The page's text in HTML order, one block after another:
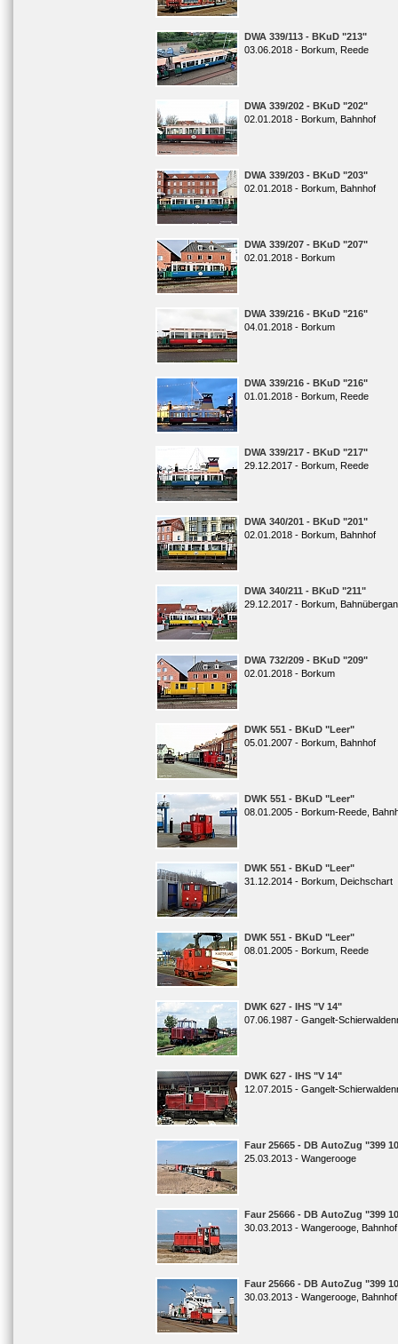
DWA 339/113 - BKuD "213"
03.06.2018 - Borkum, Reede
DWA 339/202 - BKuD "202"
02.01.2018 - Borkum, Bahnhof
DWA 339/203 - BKuD "203"
02.01.2018 - Borkum, Bahnhof
DWA 339/207 - BKuD "207"
02.01.2018 - Borkum
DWA 339/216 - BKuD "216"
04.01.2018 - Borkum
DWA 339/216 - BKuD "216"
01.01.2018 - Borkum, Reede
DWA 339/217 - BKuD "217"
29.12.2017 - Borkum, Reede
DWA 340/201 - BKuD "201"
02.01.2018 - Borkum, Bahnhof
DWA 340/211 - BKuD "211"
29.12.2017 - Borkum,
DWA 732/209 - BKuD "209"
02.01.2018 - Borkum
DWK 551 - BKuD "Leer"
05.01.2007 - Borkum, Bahnhof
DWK 551 - BKuD "Leer"
08.01.2005 - Borkum-Reede,
DWK 551 - BKuD "Leer"
31.12.2014 - Borkum, Deichschart
DWK 551 - BKuD "Leer"
08.01.2005 - Borkum, Reede
DWK 627 - IHS "V 14"
07.06.1987 - Gangelt-
DWK 627 - IHS "V 14"
12.07.2015 - Gangelt-
Faur 25665 - DB AutoZug "399
25.03.2013 - Wangerooge
Faur 25666 - DB AutoZug "399
30.03.2013 - Wangerooge,
Faur 25666 - DB AutoZug "399
30.03.2013 - Wangerooge,